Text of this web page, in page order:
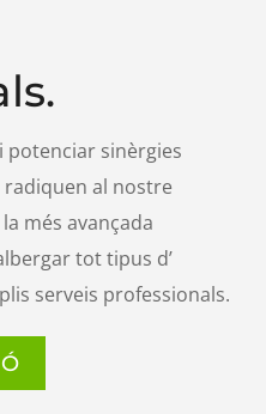
potenciar sinèrgies
radiquen al nostre
més avançada
tot tipus d’
serveis professionals.